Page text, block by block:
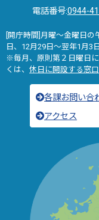
電話番号:0944-
[開庁時間]月曜～金曜日
日、12月29日～翌年1月3
※毎月、原則第２日曜日
くは、 休日に開設する窓口
各課お問い合
アクセス